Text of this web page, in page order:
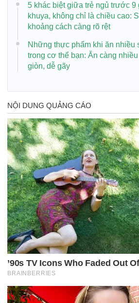
5 khác biệt giữa trẻ ngủ trước 9
khuya, không chỉ là chiều cao:
khoảng cách càng rõ rệt
Những thực phẩm khi ăn nhiều
trong cơ thể bạn: Ăn càng
giòn, dễ gãy